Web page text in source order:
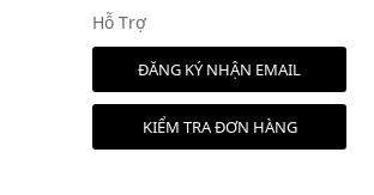
Hỗ Trợ
ĐĂNG KÝ NHẬN EMAIL
KIỂM TRA ĐƠN HÀNG